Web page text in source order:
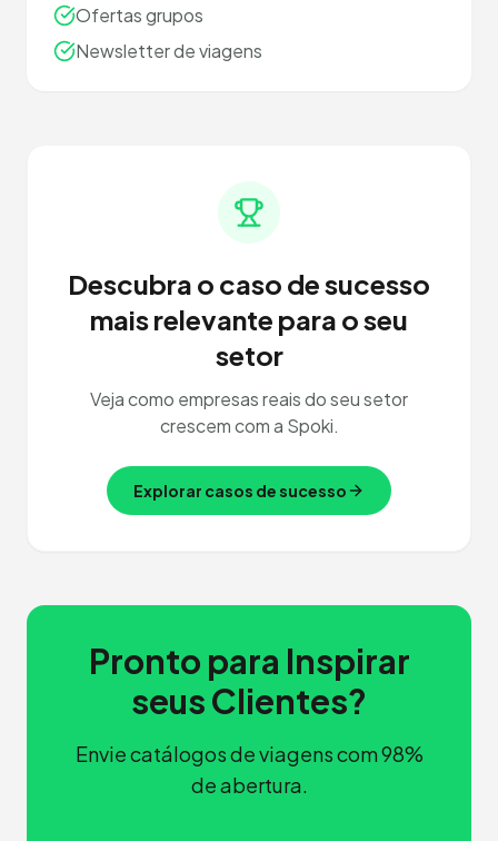
Ofertas grupos
Newsletter de viagens
Descubra o caso de sucesso
mais relevante para o seu
setor
Veja como empresas reais do seu setor
crescem com a Spoki.
Explorar casos de sucesso
Pronto para Inspirar
seus Clientes?
Envie catálogos de viagens com 98%
de abertura.